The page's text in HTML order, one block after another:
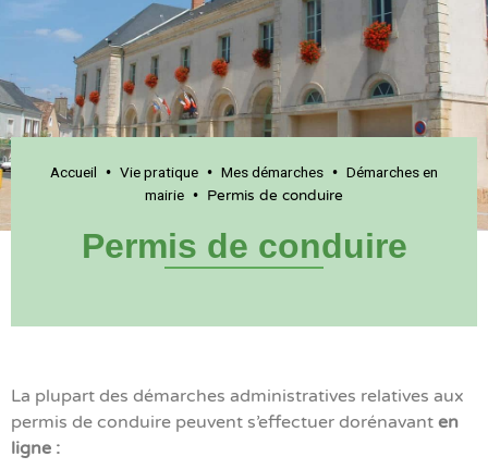
Accueil • Vie pratique • Mes démarches • Démarches en
mairie • Permis de conduire
Permis de conduire
La plupart des démarches administratives relatives aux
permis de conduire peuvent s’effectuer dorénavant en
ligne :